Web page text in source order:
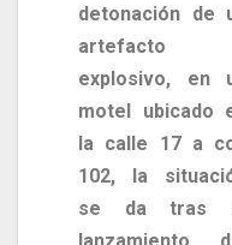
detonación de
artefacto
explosivo, en
motel ubicado
la calle 17 a
102, la
se da tras